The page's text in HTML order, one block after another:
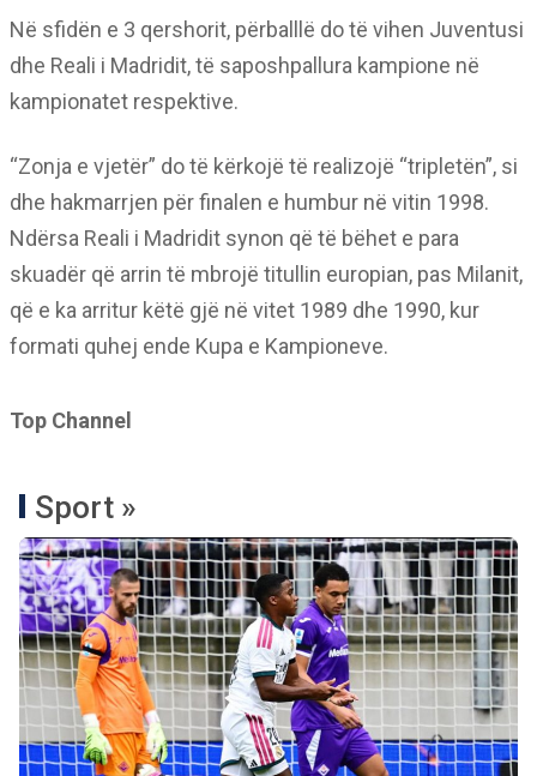
Në sfidën e 3 qershorit, përballlë do të vihen Juventusi
dhe Reali i Madridit, të saposhpallura kampione në
kampionatet respektive.
“Zonja e vjetër” do të kërkojë të realizojë “tripletën”, si
dhe hakmarrjen për finalen e humbur në vitin 1998.
Ndërsa Reali i Madridit synon që të bëhet e para
skuadër që arrin të mbrojë titullin europian, pas Milanit,
që e ka arritur këtë gjë në vitet 1989 dhe 1990, kur
formati quhej ende Kupa e Kampioneve.
Top Channel
Sport »